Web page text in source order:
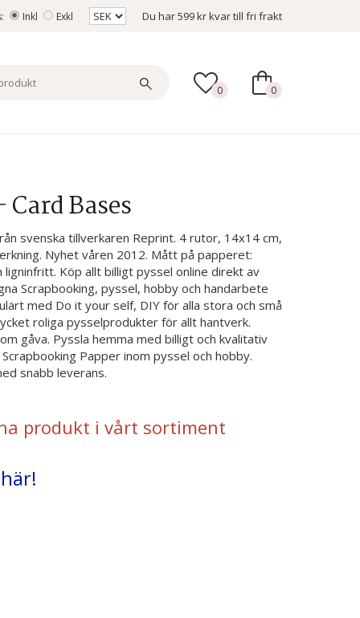
Inkl Exkl Du har599 krkvar till fri frakt
0 0
Bases
svenska tillverkaren Reprint. 4 rutor, 14x14 cm,
Nyhet våren 2012. Mått på papperet:
ligninfritt. Köp allt billigt pyssel online direkt av
Scrapbooking, pyssel, hobby och handarbete
med Do it your self, DIY för alla stora och små
roliga pysselprodukter för allt hantverk.
gåva. Pyssla hemma med billigt och kvalitativ
Papper inom pyssel och hobby.
snabb leverans.
produkt i vårt sortiment